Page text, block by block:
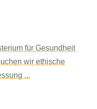
für Gesundheit
wir ethische
...